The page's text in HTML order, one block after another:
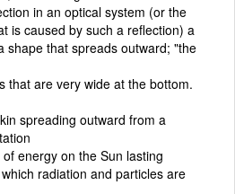
in an optical system (or the
is caused by such a reflection) a
shape that spreads outward; "the
that are very wide at the bottom.
spreading outward from a
energy on the Sun lasting
radiation and particles are